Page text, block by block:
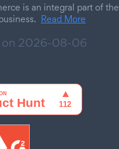
is an integral part of the
Read More
2026-08-06